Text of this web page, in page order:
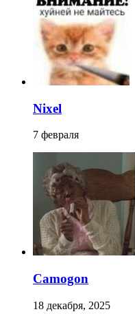
Nixel
7 февраля
Camogon
18 декабря, 2025